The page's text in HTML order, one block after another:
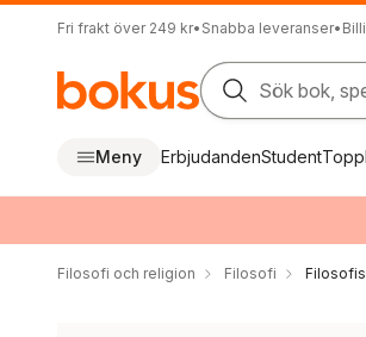
Fri frakt över 249 kr• Snabba leveranser•
Sök bok,
Meny ErbjudandenStudent
Filosofi och religion Filosofi